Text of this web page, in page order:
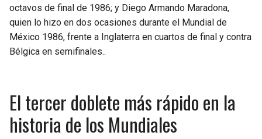
octavos de final de 1986; y Diego Armando Maradona,
quien lo hizo en dos ocasiones durante el Mundial de
México 1986, frente a Inglaterra en cuartos de final y contra
Bélgica en semifinales..
El tercer doblete más rápido en la
historia de los Mundiales